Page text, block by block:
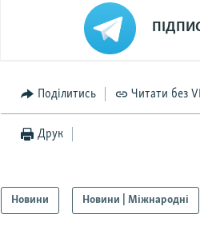
Поділитись Читати без
Друк
Новини Новини | Міжнародні